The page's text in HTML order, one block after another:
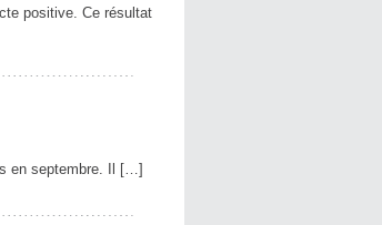
positive. Ce résultat
en septembre. Il […]